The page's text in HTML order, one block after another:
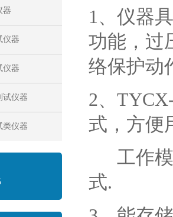
器
仪器
仪器
试仪器
类仪器
1、仪器
功能，过
络保护动
2、
式，方便
工作模
式.